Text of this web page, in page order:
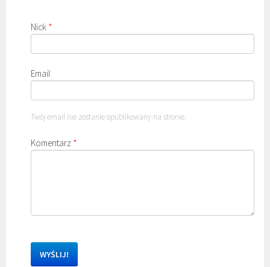
Nick *
Email
Twój email nie zostanie opublikowany na stronie.
Komentarz *